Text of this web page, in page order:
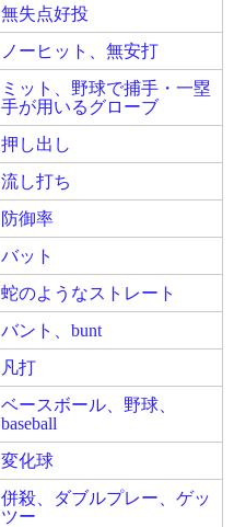
無失点好投
ノーヒット、無安打
ミット、野球で捕手・一塁
手が用いるグローブ
押し出し
流し打ち
防御率
バット
蛇のようなストレート
バント、bunt
凡打
ベースボール、野球、
baseball
変化球
併殺、ダブルプレー、ゲッ
ツー